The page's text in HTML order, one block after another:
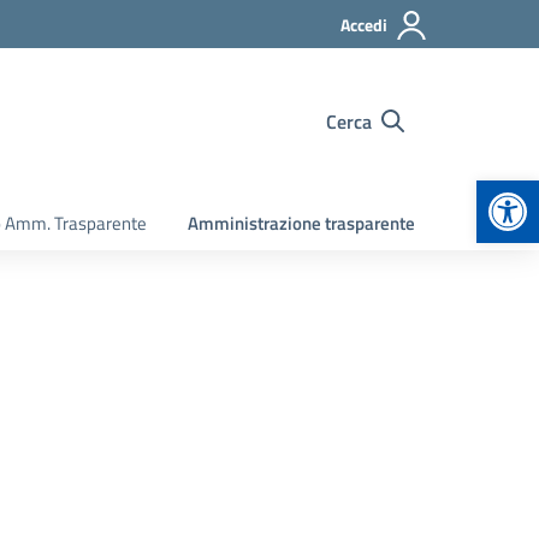
Accedi
Cerca
Trasparente Amministrazione trasparente